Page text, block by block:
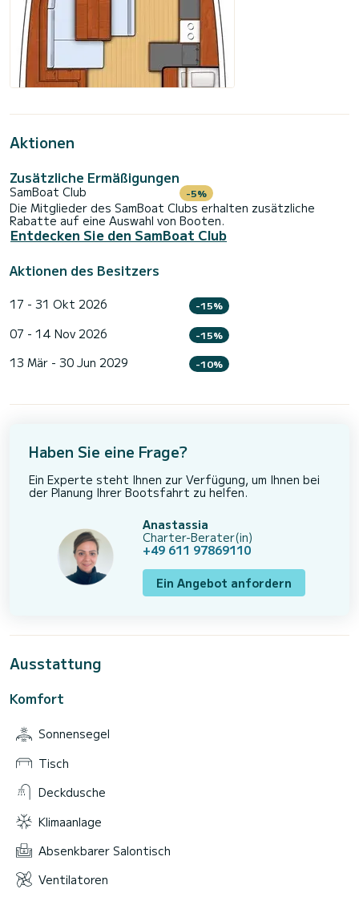
Aktionen
Zusätzliche Ermäßigungen
SamBoat Club -5%
Die Mitglieder des SamBoat Clubs erhalten zusätzliche
Rabatte auf eine Auswahl von Booten.
Entdecken Sie den SamBoat Club
Aktionen des Besitzers
17 - 31 Okt 2026 -15%
07 - 14 Nov 2026 -15%
13 Mär - 30 Jun 2029 -10%
Haben Sie eine Frage?
Ein Experte steht Ihnen zur Verfügung, um Ihnen bei
der Planung Ihrer Bootsfahrt zu helfen.
Anastassia
Charter-Berater(in)
+49 611 97869110
Ein Angebot anfordern
Ausstattung
Komfort
Sonnensegel
Tisch
Deckdusche
Klimaanlage
Absenkbarer Salontisch
Ventilatoren